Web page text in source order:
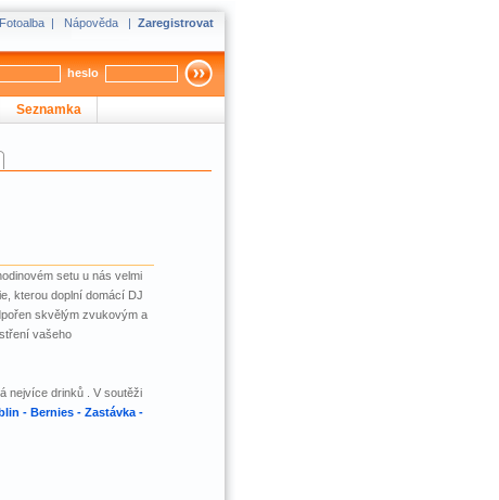
Fotoalba| Nápověda| Zaregistrovat
heslo
Seznamka
setu u nás velmi
kterou doplní domácí DJ
skvělým zvukovým a
vašeho
nejvíce drinků . V soutěži
- Bernies - Zastávka -